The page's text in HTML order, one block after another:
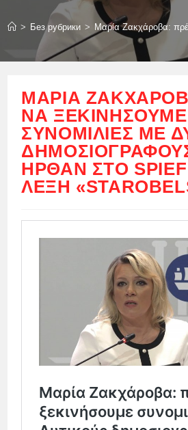
> Без рубрики > Μαρία Ζακχάροβα:
ΜΑΡΊΑ
ΝΑ ΞΕΚΙΝΉΣΟΥΜΕ
ΣΥΝΟΜΙΛΊΕΣ ΜΕ
ΉΡΘΑΝ ΣΤΟ
ΛΈΞΗ